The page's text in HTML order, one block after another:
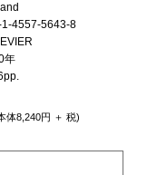
1-4557-5643-8
年
体8,240円 ＋ 税)